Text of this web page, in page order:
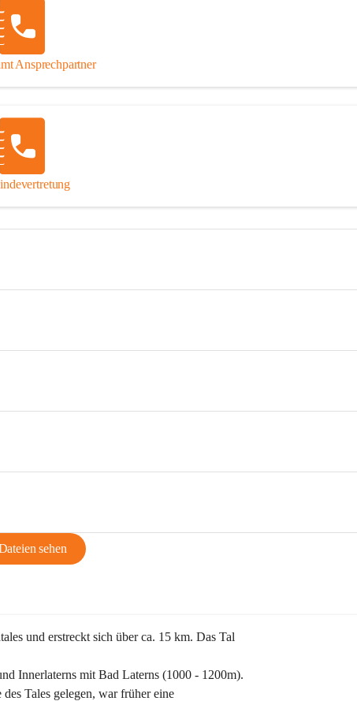
Ansprechpartner
sehen
und erstreckt sich über ca. 15 km. Das Tal
Innerlaterns mit Bad Laterns (1000 - 1200m).
Tales gelegen, war früher eine